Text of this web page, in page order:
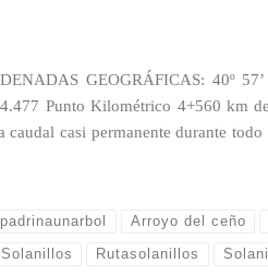
GEOGRÁFICAS: 40º
Punto Kilométrico 4+560 km
caudal casi permanente durante
Arroyo del ceño
Rutasolanillos